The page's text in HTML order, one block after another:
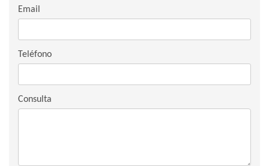
Email
Teléfono
Consulta